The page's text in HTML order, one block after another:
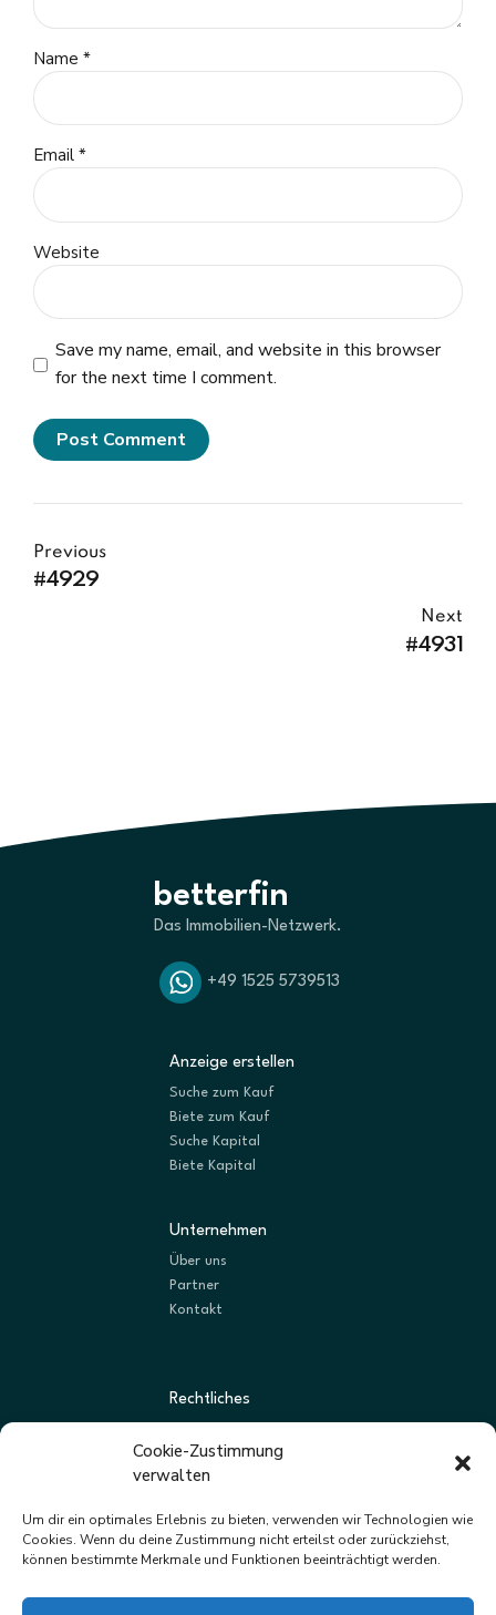
Cookie-Zustimmung
verwalten
Um dir ein optimales Erlebnis zu bieten, verwenden wir Technologien wie
Cookies. Wenn du deine Zustimmung nicht erteilst oder zurückziehst,
können bestimmte Merkmale und Funktionen beeinträchtigt werden.
Name *
Email *
Website
Save my name, email, and website in this browser
for the next time I comment.
Post Comment
Previous
#4929
Next
#4931
betterfin
Das Immobilien-Netzwerk.
+49 1525 5739513
Anzeige erstellen
Suche zum Kauf
Biete zum Kauf
Suche Kapital
Biete Kapital
Unternehmen
Über uns
Partner
Kontakt
Rechtliches
Datenschutz
Impressum
Newsletter